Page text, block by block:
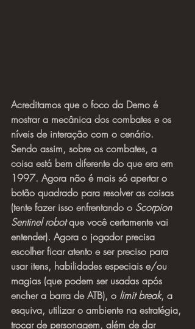
Acreditamos que o foco da Demo é
mostrar a mecânica dos combates e os
níveis de interação com o cenário.
Sendo assim, sobre os combates, a
coisa está bem diferente do que era em
1997. Agora não é mais só apertar o
botão quadrado para resolver as coisas
(tente fazer isso enfrentando o Scorpion
Sentinel robot que você certamente vai
entender). Agora o jogador precisa
escolher ficar atento e ser preciso para
usar itens, habilidades especiais e/ou
magias (que podem ser usadas após
encher a barra de ATB), o limit break, a
esquiva, utilizar o ambiente na estratégia,
trocar de personagem, além de dar